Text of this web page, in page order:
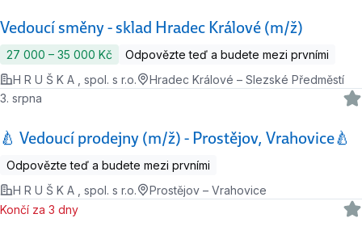
Vedoucí směny - sklad Hradec Králové (m/ž)
27 000 ‍–‍ 35 000 Kč
Odpovězte teď a budete mezi prvními
H R U Š K A , spol. s r.o.
Hradec Králové – Slezské Předměstí
🍐 Vedoucí prodejny (m/ž) - Prostějov, Vrahovice🍐
3. srpna
Odpovězte teď a budete mezi prvními
H R U Š K A , spol. s r.o.
Prostějov – Vrahovice
Končí za 3 dny